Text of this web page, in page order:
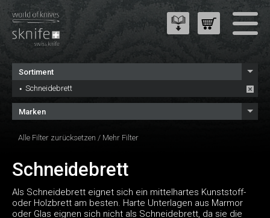
Sortiment
Schneidebrett
Marken
Alle Filter zurücksetzen / Mehr Filter
Schneidebrett
Als Schneidebrett eignet sich ein mittelhartes Kunststoff-
oder Holzbrett am besten. Harte Unterlagen aus Marmor
oder Glas eignen sich nicht als Schneidebrett, da sie die